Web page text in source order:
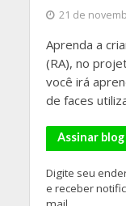
21 de
Aprenda a
(RA), no
você irá
de faces
Assinar
Digite seu
e receber